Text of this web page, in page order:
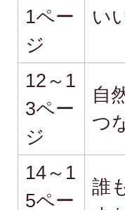
1ペー
ジ
い
12～1
3ペー
ジ
自
つ
14～1
5ペー
誰